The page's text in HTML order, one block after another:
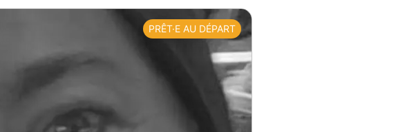
PRÊT·E AU DÉPART